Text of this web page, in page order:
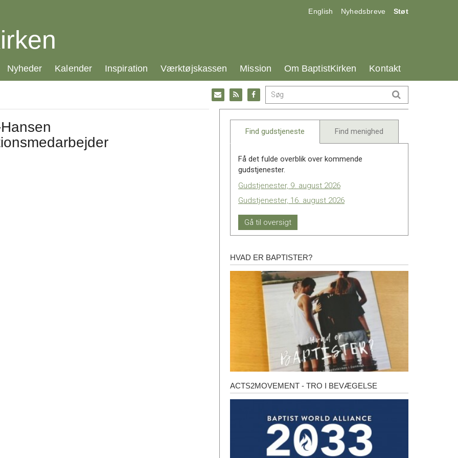
17.0:
English 18.0:
Nyhedsbreve 19.0:
Støt
21.0:
Nyheder 22.0:
Kalender 23.0:
Inspiration 24.0:
Værktøjskassen 25.0:
Mission 26.0:
Om BaptistKirken 27.0:
Kontakt
Gå
til:
Facebook
Gå
til:
RSS
feed
Gå
til:
Email
Find gudstjeneste Find menighed
Få det fulde overblik over kommende
gudstjenester.
Gudstjenester, 9. august 2026
Gudstjenester, 16. august 2026
Gå til oversigt
Hvad
er
baptister?
HVAD ER BAPTISTER?
Acts2Movement
ACTS2MOVEMENT - TRO I BEVÆGELSE